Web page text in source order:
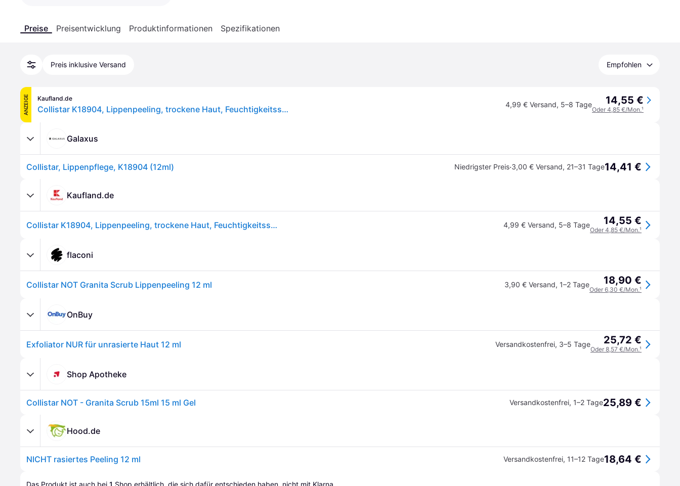
Preise Preisentwicklung Produktinformationen Spezifikationen
Preis inklusive Versand Empfohlen
ANZEIGE Kaufland.de
Collistar K18904, Lippenpeeling, trockene Haut, Feuchtigkeitsspendend, Nährend, Schutz, Glättend, Beruhigend, Tube, COCO-CAPRYLATE/CAPRATE, HELIANTHUS ANNUUS SEED OIL, SUCROSE, TREHALOSE, SILICA, COCOS NUCIFERA..., 12 ml 4,99 € Versand, 5–8 Tage 14,55 €
Oder 4,85 €/Mon.¹
Galaxus
Collistar, Lippenpflege, K18904 (12ml) Niedrigster Preis·3,00 € Versand, 21–31 Tage14,41 €
Kaufland.de
Collistar K18904, Lippenpeeling, trockene Haut, Feuchtigkeitsspendend, Nährend, Schutz, Glättend, Beruhigend, Tube, COCO-CAPRYLATE/CAPRATE, HELIANTHUS ANNUUS SEED OIL, SUCROSE, TREHALOSE, SILICA, COCOS NUCIFERA..., 12 ml 4,99 € Versand, 5–8 Tage 14,55 €
Oder 4,85 €/Mon.¹
flaconi
Collistar NOT Granita Scrub Lippenpeeling 12 ml 3,90 € Versand, 1–2 Tage 18,90 €
Oder 6,30 €/Mon.¹
OnBuy
Exfoliator NUR für unrasierte Haut 12 ml Versandkostenfrei, 3–5 Tage 25,72 €
Oder 8,57 €/Mon.¹
Shop Apotheke
Collistar NOT - Granita Scrub 15ml 15 ml Gel Versandkostenfrei, 1–2 Tage25,89 €
Hood.de
NICHT rasiertes Peeling 12 ml Versandkostenfrei, 11–12 Tage18,64 €
Das Produkt ist auch bei 1 Shop erhältlich, die sich dafür entschieden haben, nicht mit Klarna